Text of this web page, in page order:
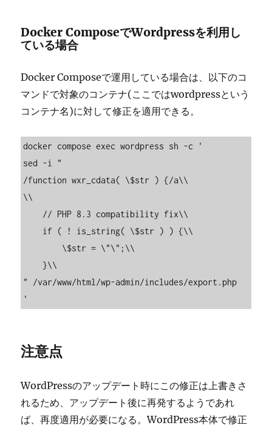
Docker ComposeでWordpressを利用し
ている場合
Docker Composeで運用している場合は、以下のコ
マンドで対象のコンテナ(ここではwordpressという
コンテナ名)に対して修正を適用できる。
docker compose exec wordpress sh -c '
sed -i "
/function wxr_cdata( \$str ) {/a\\
\\
    }\\
" /var/www/html/wp-admin/includes/export.php
注意点
WordPressのアップデート時にこの修正は上書きさ
れるため、アップデート後に再発するようであれ
ば、再度適用が必要になる。WordPress本体で修正